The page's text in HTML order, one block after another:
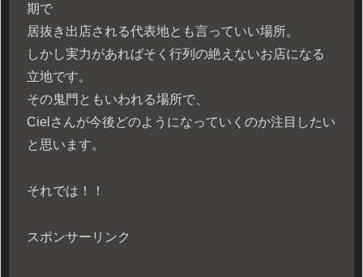
期で
居抜き出店される代表地とも言っていい場所。
しかし実力があればそく行列の絶えないお店になる
立地です。
その鬼門ともいわれる場所で、
Cielさんが今後どのようになっていくのか注目したい
と思います。
それでは！！
スポンサーリンク